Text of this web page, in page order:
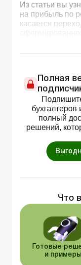
Из статьи вы
на прибыль по
касается
Полная
полный
решений,
Что
Готовые
и примеры